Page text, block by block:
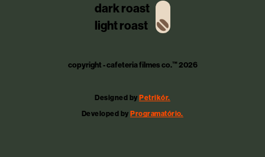
dark roast
light roast
copyright - cafeteria filmes co.™ 2026
Designed byPetrikór.
Developed byProgramatório.